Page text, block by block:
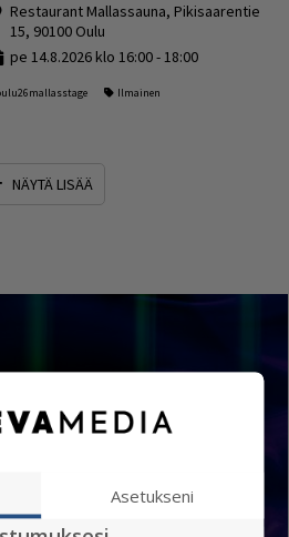
Restaurant Mallassauna, Pikisaarentie
15, 90100 Oulu
pe 14.8.2026 klo 16:00 - 18:00
Ilmainen
NÄYTÄ LISÄÄ
kartalla
Asetukseni